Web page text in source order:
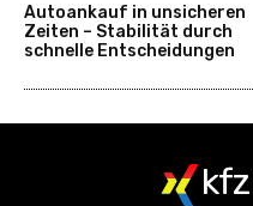
Autoankauf in unsicheren
Zeiten – Stabilität durch
schnelle Entscheidungen
kfz